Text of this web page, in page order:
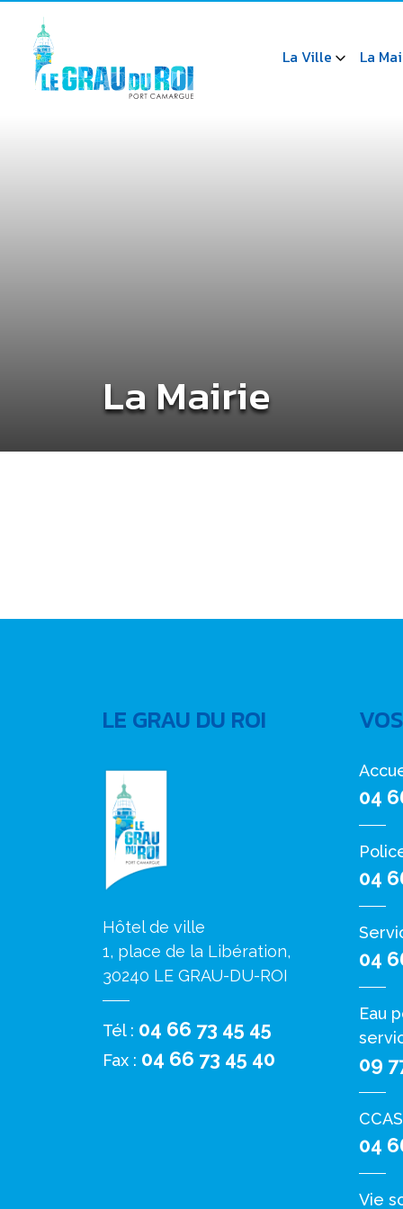
La Ville La
La Mairie
LE GRAU DU ROI
Hôtel de ville
1, place de la Libération,
30240 LE GRAU-DU-ROI
Tél : 04 66 73 45 45
Fax : 04 66 73 45 40
04
04
04
Eau
09
CCAS
04
Vie